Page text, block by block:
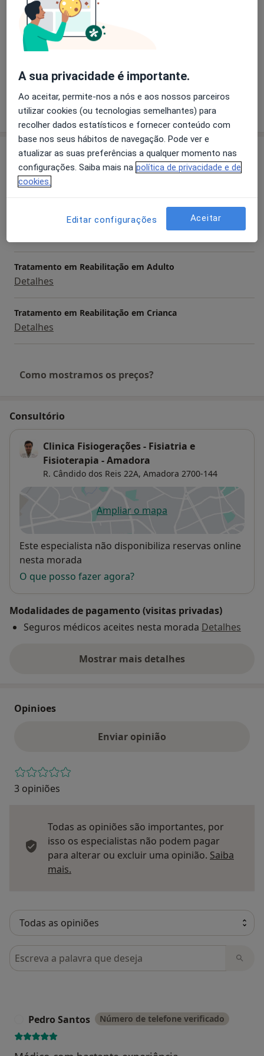
Anormalidades Musculosqueléticas
Pacientes que trato
Crianças
Mostrar mais detalhes
sobre a experiência
Serviços e preços
Consulta domiciliar Medicina Física e de Reabilitação
Detalhes
Primeira consulta Medicina Física e de Reabilitação
Tratamento em Reabilitação em Adulto
Detalhes
Tratamento em Reabilitação em Crianca
Detalhes
Como mostramos os preços?
Consultório
Clinica Fisiogerações - Fisiatria e
Fisioterapia - Amadora
R. Cândido dos Reis 22A, Amadora 2700-144
Ampliar o mapaabre num novo separador
Disponibilidade
Este especialista não disponibiliza reservas online
nesta morada
O que posso fazer agora?
Modalidades de pagamento (visitas privadas)
Seguros médicos aceites nesta morada Detalhes
Mostrar mais detalhes
sobre o endereço
Opinioes
Enviar opinião
3 opiniões
Todas as opiniões são importantes, por
isso os especialistas não podem pagar
para alterar ou excluir uma opinião. Saiba
mais.
Pesquisar em opiniões
Pedro Santos Número de telefone verificado
A sua privacidade é importante.
Ao aceitar, permite-nos a nós e aos nossos parceiros
utilizar cookies (ou tecnologias semelhantes) para
recolher dados estatísticos e fornecer conteúdo com
base nos seus hábitos de navegação. Pode ver e
atualizar as suas preferências a qualquer momento nas
configurações. Saiba mais na política de privacidade e de
cookies.
Editar configurações Aceitar